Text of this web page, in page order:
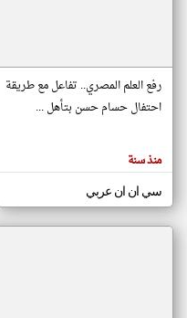
المقالات
الموجوده
هنا عن
رفع العلم المصري.. تفاعل مع طريقة
احتفال حسام حسن بتأهل ...
منذ سنة
سي ان ان عربي